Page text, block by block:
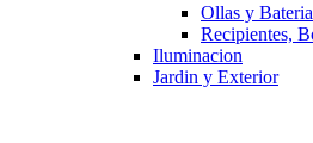
Ollas y
Recipientes,
Iluminacion
Jardin y Exterior